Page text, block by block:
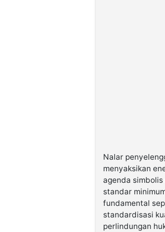
Nalar
menyaksikan
agenda
standar
fundamental
standardisasi
perlindungan